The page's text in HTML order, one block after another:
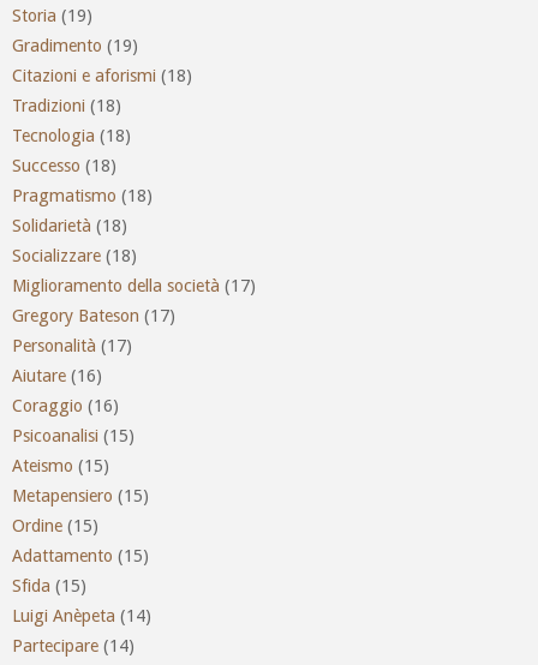
Storia (19)
Gradimento (19)
Citazioni e aforismi (18)
Tradizioni (18)
Tecnologia (18)
Successo (18)
Pragmatismo (18)
Solidarietà (18)
Socializzare (18)
Miglioramento della società (17)
Gregory Bateson (17)
Personalità (17)
Aiutare (16)
Coraggio (16)
Psicoanalisi (15)
Ateismo (15)
Metapensiero (15)
Ordine (15)
Adattamento (15)
Sfida (15)
Luigi Anèpeta (14)
Partecipare (14)